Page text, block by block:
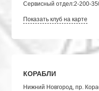
Сервисный отдел:2-200-
Показать клуб на карте
КОРАБЛИ
Нижний Новгород, пр.